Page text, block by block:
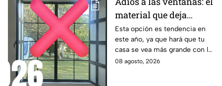
material que deja
entrar la luz y evita
miradas indiscretas en
casa
Esta opción es tendencia en
este año, ya que hará que tu
casa se vea más grande con la
entrada de los rayos del sol
08 agosto, 2026